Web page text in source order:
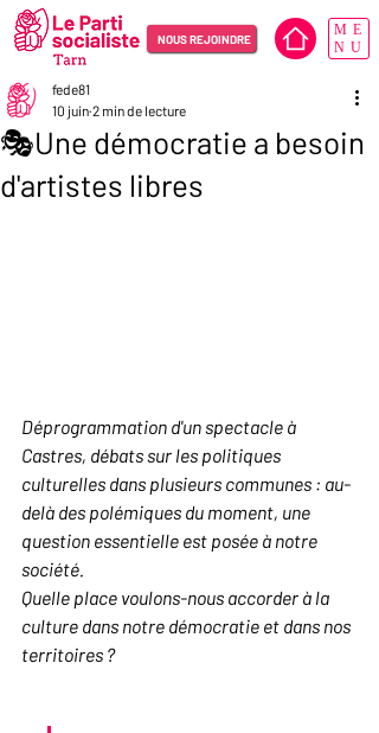
NOUS REJOINDRE
ME
NU
🎭Une démocratie a besoin
d'artistes libres
fede81
10 juin 2 min de lecture
Déprogrammation d'un spectacle à
Castres, débats sur les politiques
culturelles dans plusieurs communes : au-
delà des polémiques du moment, une
question essentielle est posée à notre
société.
Quelle place voulons-nous accorder à la
culture dans notre démocratie et dans nos
territoires ?